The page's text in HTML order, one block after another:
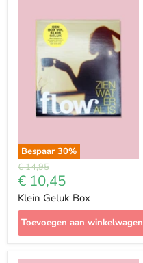
Bespaar 30%
Prijs
€ 14,95
Met
korting
€ 10,45
Klein Geluk Box
Toevoegen aan winkelwagen